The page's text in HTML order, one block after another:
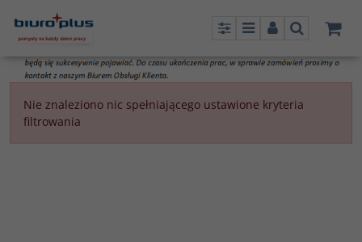
PanelMenuPanelSzukaj
Nie znaleziono nic spełniającego ustawione kryteria
filtrowania